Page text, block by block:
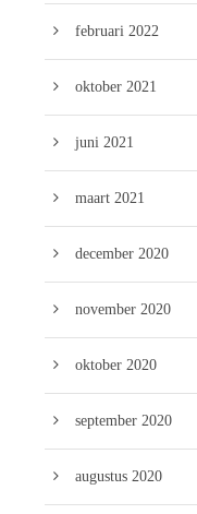
februari 2022
oktober 2021
juni 2021
maart 2021
december 2020
november 2020
oktober 2020
september 2020
augustus 2020